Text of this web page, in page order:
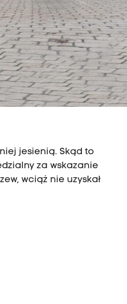
jesienią. Skąd to
za wskazanie
wciąż nie uzyskał